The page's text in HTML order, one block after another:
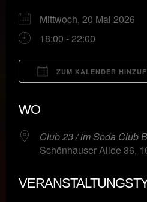
Mittwoch, 20 Mai 2026
18:00 - 22:00
ZUM KALENDER
WO
Club 23 / im Soda Club
Schönhauser Allee 36,